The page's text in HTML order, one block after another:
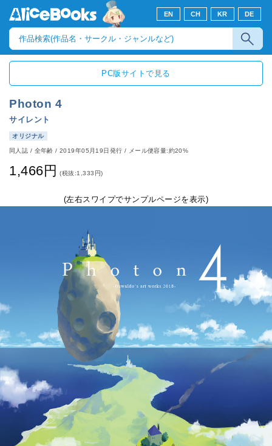
EN CH KR DE
PC版サイトで見る
Photon 4
サイレント
オリジナル
同人誌 / 全年齢/2019年05月19日発行 / メール便容量:約20%
1,466円 (税抜:1,333円)
(左右スワイプでサンプルページを表示)